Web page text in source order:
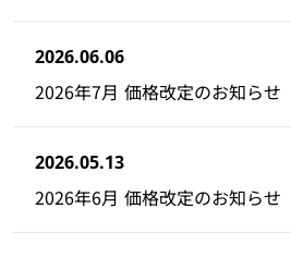
2026.06.06
2026年7月 価格改定のお知らせ
2026.05.13
2026年6月 価格改定のお知らせ